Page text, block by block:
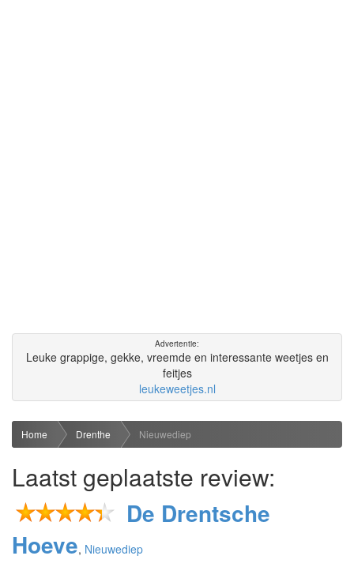
Leuke grappige, gekke, vreemde en interessante weetjes en
feitjes
leukeweetjes.nl
Home Drenthe Nieuwediep
Laatst geplaatste review:
De Drentsche
Hoeve, Nieuwediep